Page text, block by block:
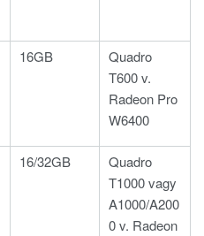
16GB
Quadro
T600 v.
Radeon Pro
W6400
16/32GB
Quadro
T1000 vagy
A1000/A200
0 v. Radeon